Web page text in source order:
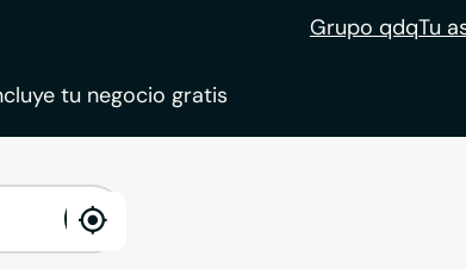
Grupo qdqTu
tu negocio gratis
enable